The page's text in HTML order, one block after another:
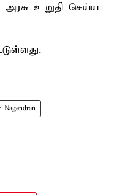
உறுதி செய்ய
Nagendran